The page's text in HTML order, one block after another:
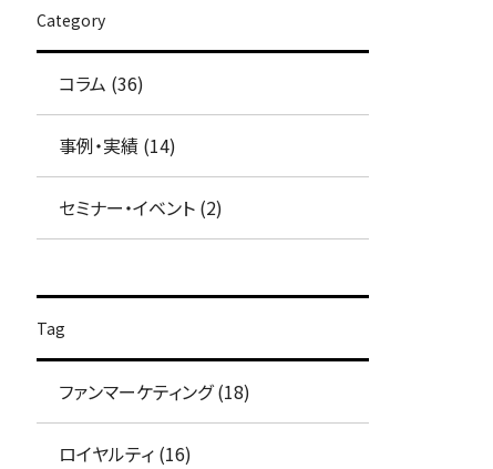
製品一覧
Category
コラム (36)
事例・実績 (14)
セミナー・イベント (2)
Tag
ファンマーケティング (18)
ロイヤルティ (16)